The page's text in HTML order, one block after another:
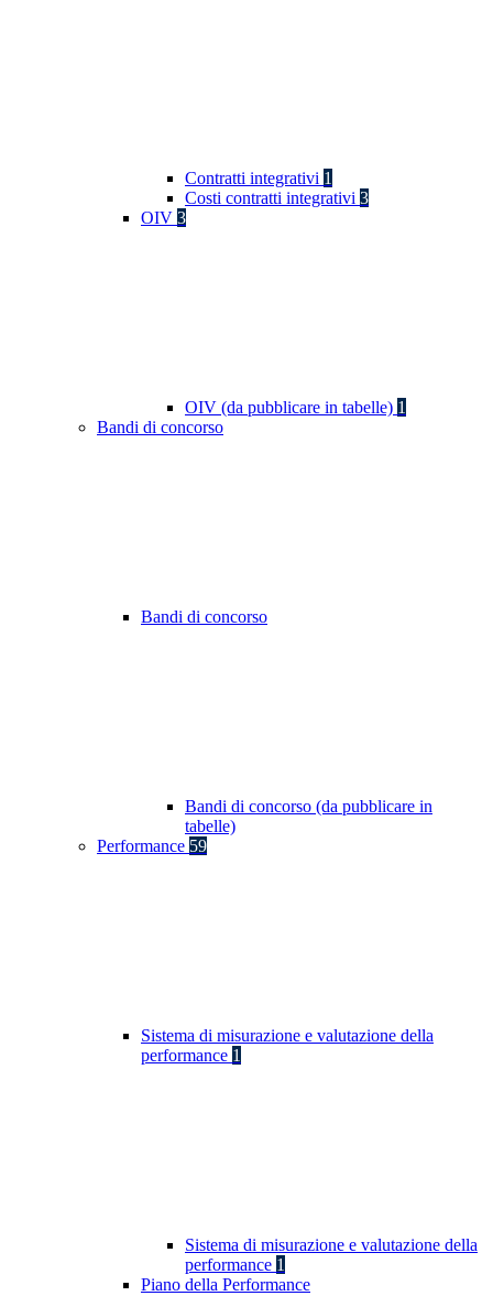
Contratti integrativi 1
Costi contratti integrativi 3
OIV 3
OIV (da pubblicare in tabelle) 1
Bandi di concorso
Bandi di concorso
Bandi di concorso (da pubblicare in
tabelle)
Performance 59
Sistema di misurazione e valutazione della
performance 1
Sistema di misurazione e valutazione della
performance 1
Piano della Performance